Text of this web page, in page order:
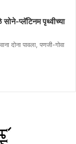
प्लॅटिनम पृथ्वीच्या
दोना पावला, पणजी-गोवा